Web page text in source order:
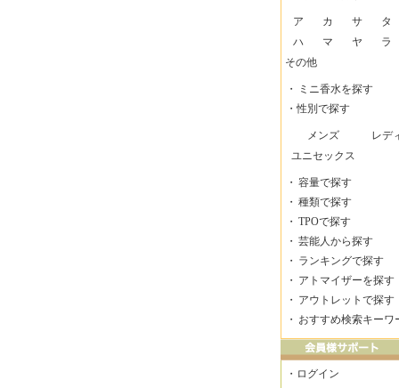
ア カ サ
タ
ハ
マ ヤ
ラ
その他
・
ミニ香水を探す
・性別で探す
メンズ
レデ
ユニセックス
・ 容量で探す
・ 種類で探す
・ TPOで探す
・ 芸能人から探す
・ ランキングで探す
・ アトマイザーを探す
・ アウトレットで探す
・ おすすめ検索キーワ
・ ログイン